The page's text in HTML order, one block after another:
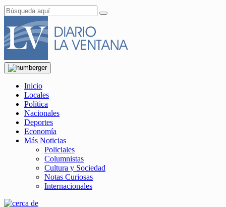
Inicio
Locales
Política
Nacionales
Deportes
Economía
Más Noticias
Policiales
Columnistas
Cultura y Sociedad
Notas Curiosas
Internacionales